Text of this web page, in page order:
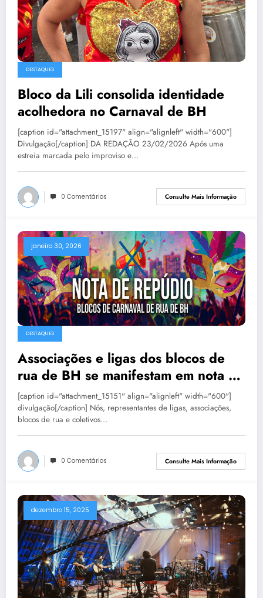
DESTAQUES
Bloco da Lili consolida identidade
acolhedora no Carnaval de BH
[caption id="attachment_15197" align="alignleft" width="600"]
Divulgação[/caption] DA REDAÇÃO 23/02/2026 Após uma
estreia marcada pelo improviso e…
0 Comentários Consulte Mais Informação
janeiro 30, 2026
DESTAQUES
Associações e ligas dos blocos de
rua de BH se manifestam em nota de
repúdio
[caption id="attachment_15151" align="alignleft" width="600"]
divulgação[/caption] Nós, representantes de ligas, associações,
blocos de rua e coletivos…
0 Comentários Consulte Mais Informação
dezembro 15, 2025